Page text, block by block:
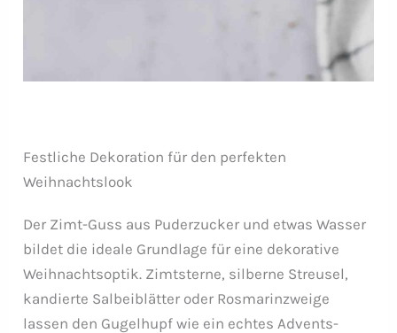
Festliche Dekoration für den perfekten
Weihnachtslook
Der Zimt-Guss aus Puderzucker und etwas Wasser
bildet die ideale Grundlage für eine dekorative
Weihnachtsoptik. Zimtsterne, silberne Streusel,
kandierte Salbeiblätter oder Rosmarinzweige
lassen den Gugelhupf wie ein echtes Advents-